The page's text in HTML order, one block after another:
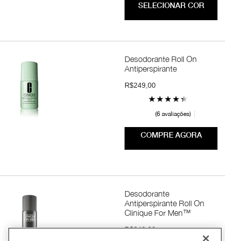
SELECIONAR COR
Desodorante Roll On
Antiperspirante
R$249,00
6 avaliações
COMPRE AGORA
Desodorante
Antiperspirante Roll On
Clinique For Men™
R$249,00